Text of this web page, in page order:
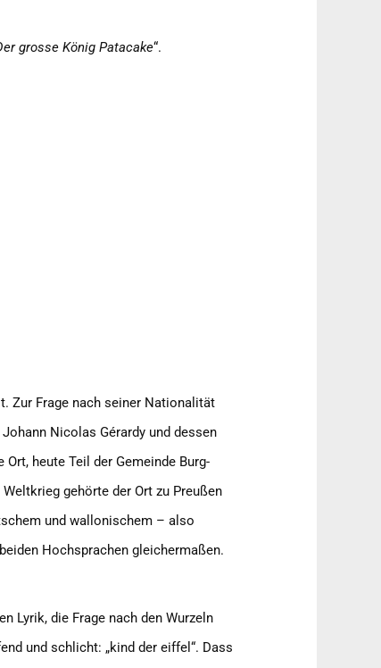
grosse König Patacake“.
Zur Frage nach seiner Nationalität
Nicolas Gérardy und dessen
heute Teil der Gemeinde Burg-
gehörte der Ort zu Preußen
und wallonischem – also
Hochsprachen gleichermaßen.
Lyrik, die Frage nach den Wurzeln
und schlicht: „kind der eiffel“. Dass